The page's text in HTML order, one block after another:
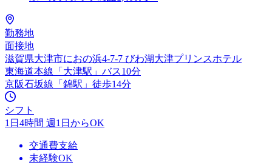
勤務地
面接地
滋賀県大津市におの浜4-7-7 びわ湖大津プリンスホテル
東海道本線「大津駅」バス10分
京阪石坂線「錦駅」徒歩14分
シフト
1日4時間 週1日からOK
交通費支給
未経験OK